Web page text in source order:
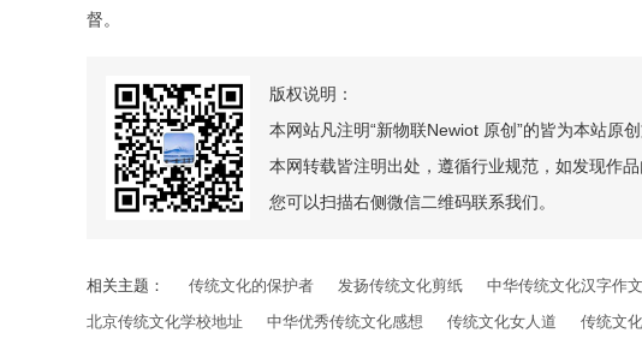
督。
版权说明：
本网站凡注明“新物联Newiot 原创”的皆为本站原
本网转载皆注明出处，遵循行业规范，如发现作
您可以扫描右侧微信二维码联系我们。
相关主题： 传统文化的保护者 发扬传统文化剪纸 中华传统文化汉字作文
北京传统文化学校地址
中华优秀传统文化感想 传统文化女人道 传统文